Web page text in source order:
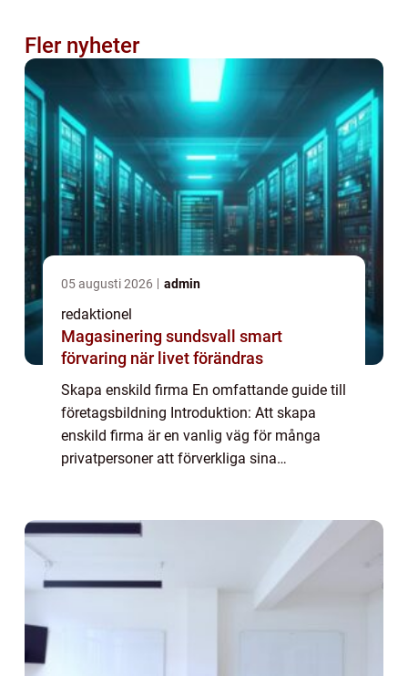
Fler nyheter
05 augusti 2026 admin
redaktionel
Magasinering sundsvall smart
förvaring när livet förändras
Skapa enskild firma En omfattande guide till
företagsbildning Introduktion: Att skapa
enskild firma är en vanlig väg för många
privatpersoner att förverkliga sina